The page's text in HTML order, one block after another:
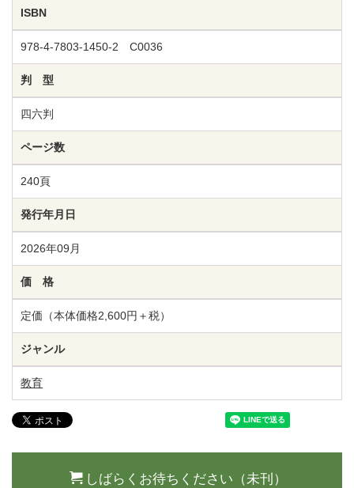
ISBN
978-4-7803-1450-2 C0036
判 型
四六判
ページ数
240頁
発行年月日
2026年09月
価 格
定価（本体価格2,600円＋税）
ジャンル
教育
しばらくお待ちください（未刊）